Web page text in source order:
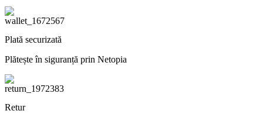
Plată securizată
Plătește în siguranță prin Netopia
Retur